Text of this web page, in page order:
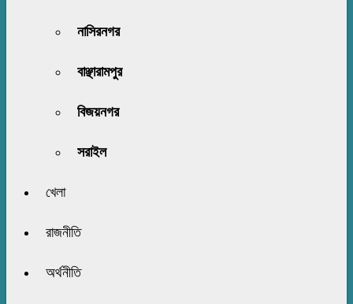
নাসিরনগর
বাঞ্ছারামপুর
বিজয়নগর
সরাইল
খেলা
রাজনীতি
অর্থনীতি